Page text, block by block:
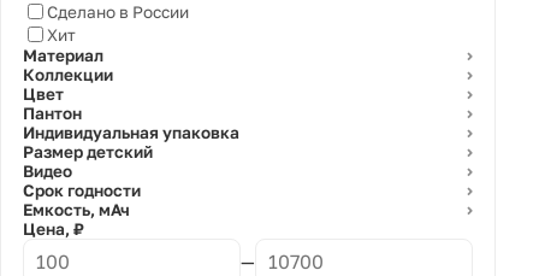
Сделано в России
Хит
Материал
⌄
Коллекции ⌄
Цвет ⌄
Пантон ⌄
Индивидуальная упаковка ⌄
Размер детский ⌄
Видео ⌄
Срок годности ⌄
Емкость, мАч ⌄
Цена, ₽
—